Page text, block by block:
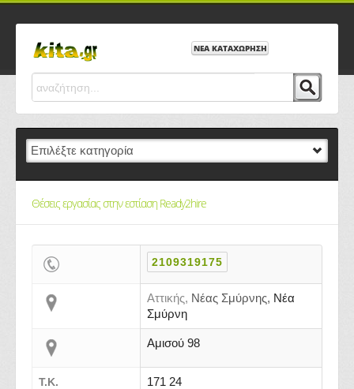
ΝΕΑ ΚΑΤΑΧΩΡΗΣΗ
Θέσεις εργασίας στην εστίαση Ready2hire
2109319175
Αττικής, Νέας Σμύρνης, Νέα
Σμύρνη
Αμισού 98
Τ.Κ. 171 24